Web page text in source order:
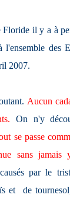
il y a à
des
2007.
Aucun
On n'y
se passe
sans jamais
par le
et de